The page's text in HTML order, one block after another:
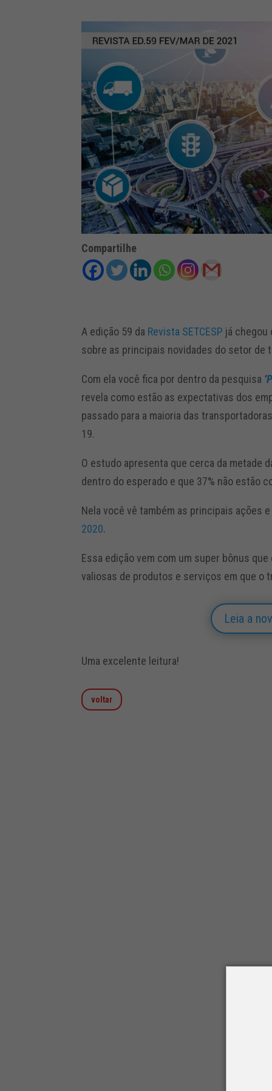
Compartilhe
A edição 59 da Revista SETCESP já chegou
sobre as principais novidades do setor de
Com ela você fica por dentro da pesquisa ‘
revela como estão as expectativas dos
passado para a maioria das
19.
O estudo apresenta que cerca da metade
dentro do esperado e que 37% não estão
Nela você vê também as principais ações
2020.
Essa edição vem com um super bônus
valiosas de produtos e serviços em que o
Leia a
Uma excelente leitura!
voltar